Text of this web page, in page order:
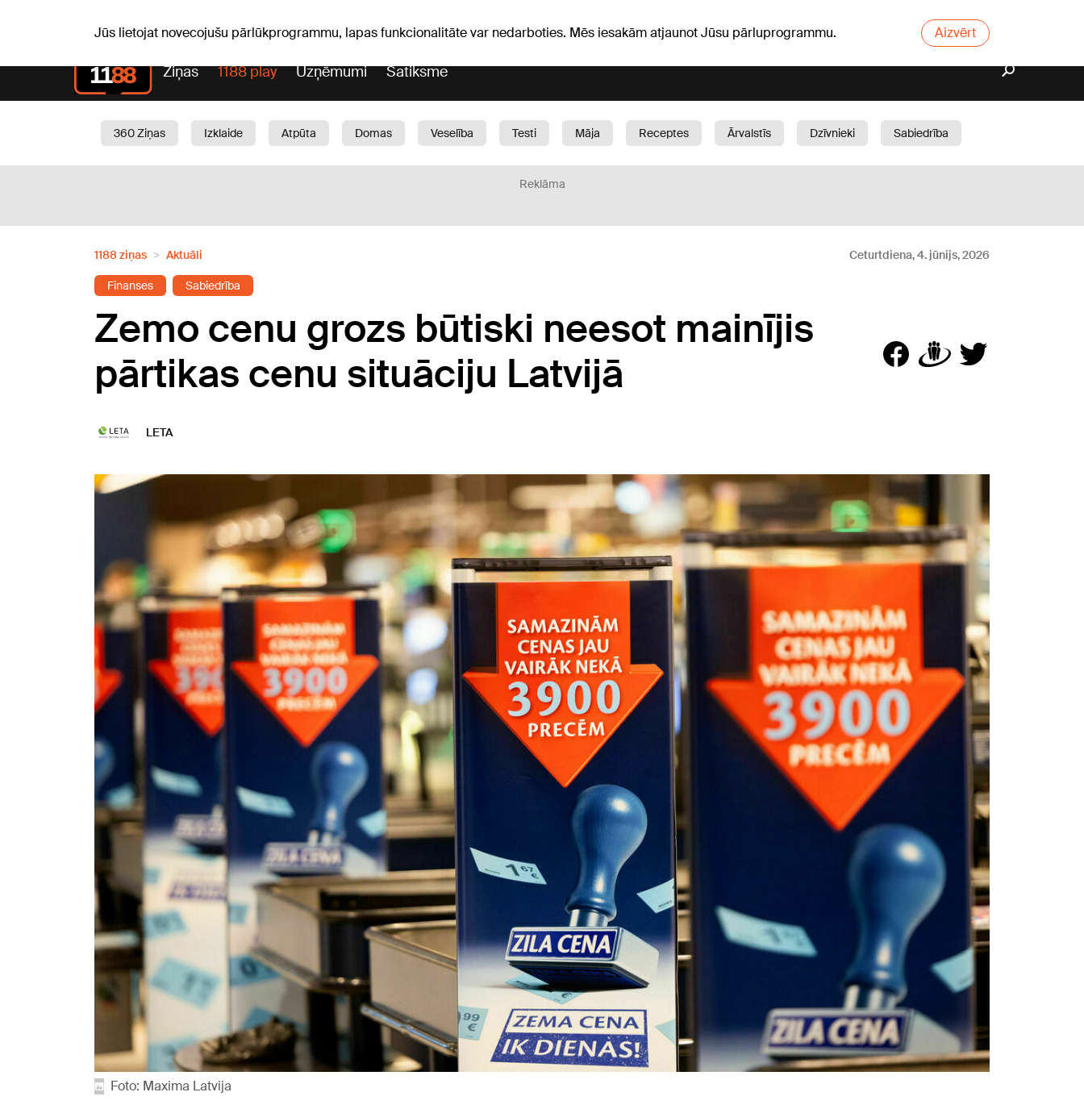
Jūs lietojat novecojušu pārlūkprogrammu, lapas funkcionalitāte var nedarboties. Mēs iesakām atjaunot Jūsu pārluprogrammu. Aizvērt
Ziņas 1188 play Uzņēmumi Satiksme
360 Ziņas Izklaide Atpūta Domas Veselība Testi Māja Receptes Ārvalstīs Dzīvnieki
Sabiedrība
Reklāma
1188 ziņas Aktuāli Ceturtdiena, 4. jūnijs, 2026
Finanses Sabiedrība
Zemo cenu grozs būtiski neesot mainījis
pārtikas cenu situāciju Latvijā
LETA
Foto: Maxima Latvija